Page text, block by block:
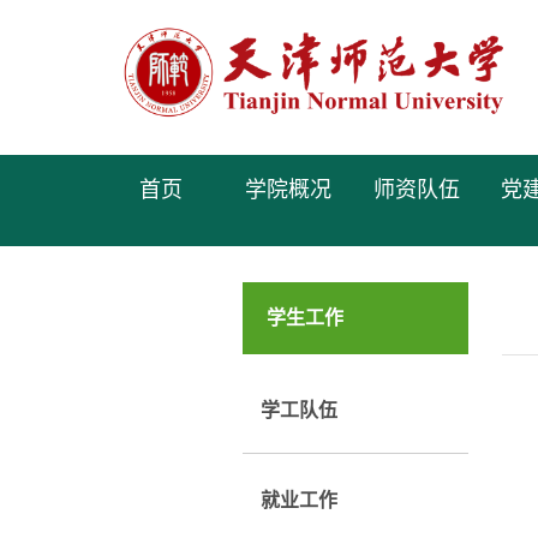
首页 学院概况 师资队伍 党
学生工作
学工队伍
就业工作